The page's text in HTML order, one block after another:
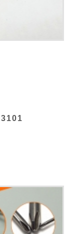
3101